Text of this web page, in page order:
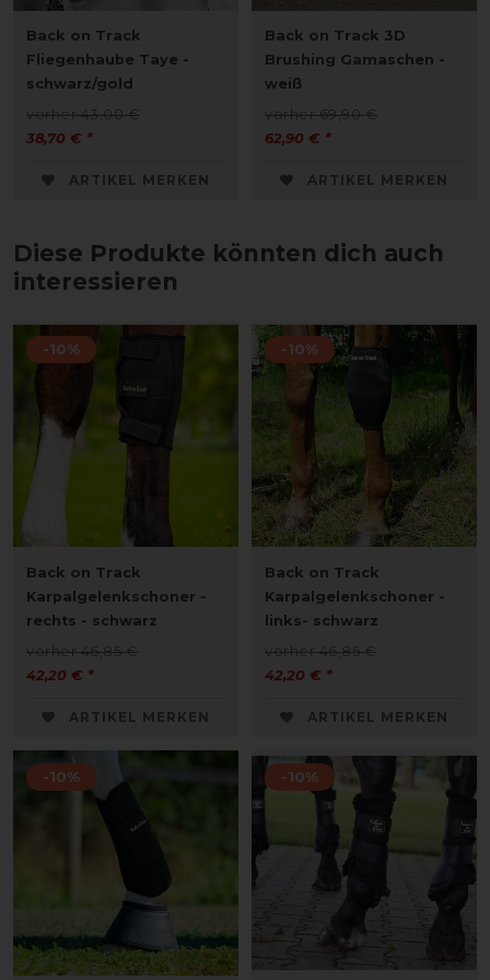
Back on Track
Fliegenhaube Taye -
schwarz/gold
vorher 43,00 €
38,70 € *
ARTIKEL MERKEN
Back on Track 3D
Brushing Gamaschen -
weiß
vorher 69,90 €
62,90 € *
ARTIKEL MERKEN
Diese Produkte könnten dich auch
interessieren
-10%
Back on Track
Karpalgelenkschoner -
rechts - schwarz
vorher 46,85 €
42,20 € *
ARTIKEL MERKEN
-10%
Back on Track
Karpalgelenkschoner -
links- schwarz
vorher 46,85 €
42,20 € *
ARTIKEL MERKEN
-10% -10%